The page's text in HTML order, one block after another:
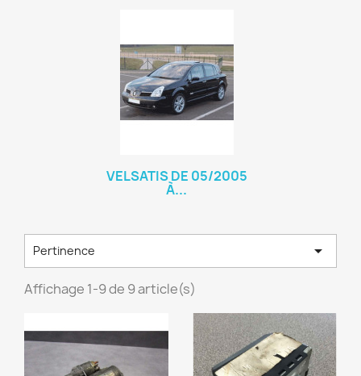
VELSATIS DE 05/2005
À...
Pertinence 
Affichage 1-9 de 9 article(s)